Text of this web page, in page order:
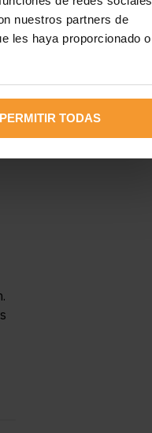
nuestros partners de
les haya proporcionado o
PERMITIR TODAS